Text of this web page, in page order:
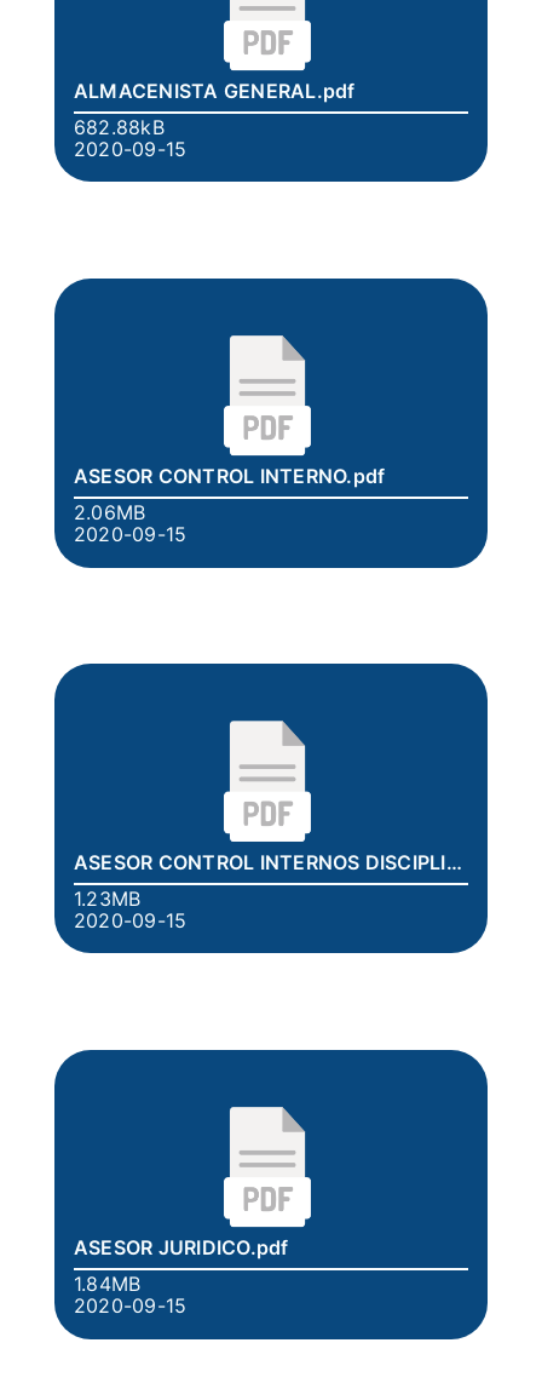
ALMACENISTA GENERAL.pdf
682.88kB
2020-09-15
ASESOR CONTROL INTERNO.pdf
2.06MB
2020-09-15
ASESOR CONTROL INTERNOS DISCIPLINARIO.pdf
1.23MB
2020-09-15
ASESOR JURIDICO.pdf
1.84MB
2020-09-15